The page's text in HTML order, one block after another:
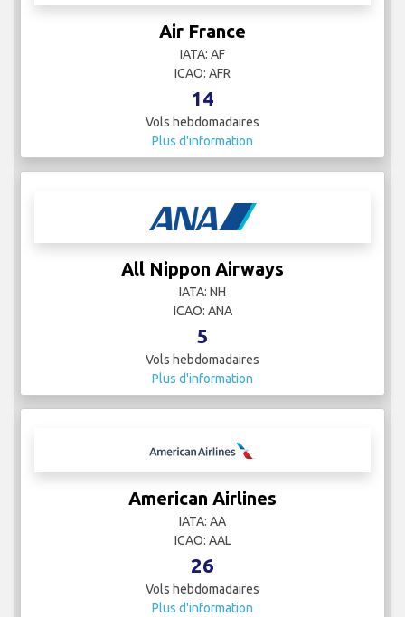
Air France
IATA: AF
ICAO: AFR
14
Vols hebdomadaires
Plus d'information
All Nippon Airways
IATA: NH
ICAO: ANA
5
Vols hebdomadaires
Plus d'information
American Airlines
IATA: AA
ICAO: AAL
26
Vols hebdomadaires
Plus d'information